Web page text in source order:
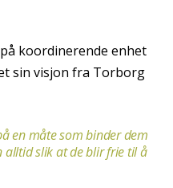
koordinerende enhet
sin visjon fra Torborg
en måte som binder dem
alltid slik at de blir frie til å